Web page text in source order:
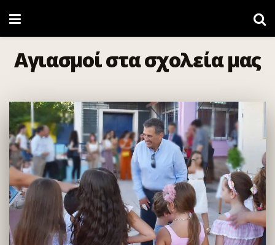
Αγιασμοί στα σχολεία μας